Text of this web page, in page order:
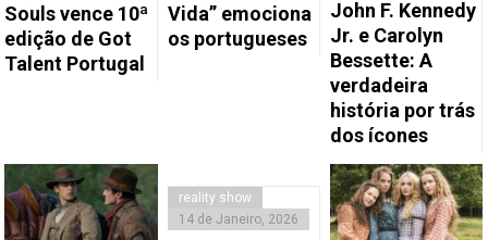
Souls vence 10ª
edição de Got
Talent Portugal
Vida” emociona
os portugueses
John F. Kennedy
Jr. e Carolyn
Bessette: A
verdadeira
história por trás
dos ícones
reality show
14 de Janeiro, 2026